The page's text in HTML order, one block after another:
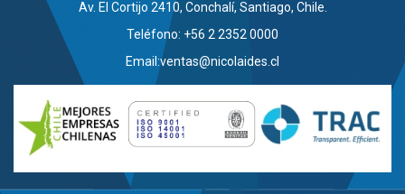
Av. El Cortijo 2410, Conchalí, Santiago, Chile.
Teléfono: +56 2 2352 0000
Email:ventas@nicolaides.cl